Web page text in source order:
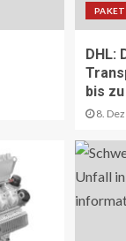
18
DHL:
bis
8.